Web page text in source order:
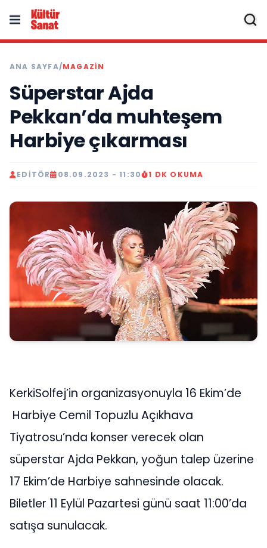
ANA SAYFA/MAGAZIN
Süperstar Ajda
Pekkan’da muhteşem
Harbiye çıkarması
EDITÖR 08.09.2023 - 11:30 1 DK OKUMA
KerkiSolfej’in organizasyonuyla 16 Ekim’de
Harbiye Cemil Topuzlu Açıkhava
Tiyatrosu’nda konser verecek olan
süperstar Ajda Pekkan, yoğun talep üzerine
17 Ekim’de Harbiye sahnesinde olacak.
Biletler 11 Eylül Pazartesi günü saat 11:00’da
satışa sunulacak.